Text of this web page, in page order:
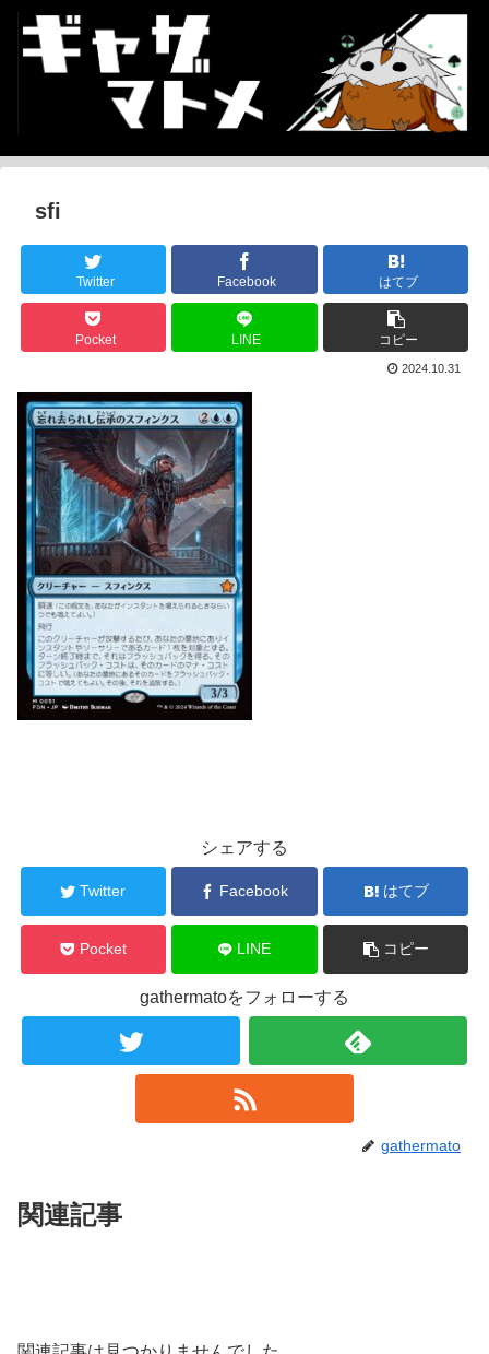
sfi
Twitter Facebook はてブ
Pocket LINE コピー
2024.10.31
シェアする
Twitter Facebook はてブ
Pocket LINE コピー
gathermatoをフォローする
gathermato
関連記事